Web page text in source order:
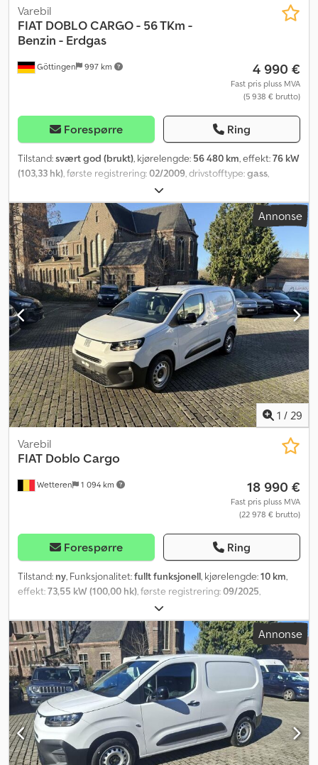
Göttingen 997 km
Varebil
FIAT DOBLO CARGO - 56 TKm -
Benzin - Erdgas
4 990 €
Fast pris pluss MVA
(5 938 € brutto)
Forespørre Ring
Tilstand:svært god (brukt), kjørelengde: 56 480 km, effekt:76 kW
(103,33 hk), første registrering:02/2009, drivstofftype:gass,
, maksimal lastevekt:
akselkonfigurasjon:4x2, farge:hvit, girtype:mekanisk, antall gir:5,
utslippsklasse:Euro 4, fjæring:stål , antall seter:2, lasteromslengde:
1 700 mm, lasteplassbredde:1 400 mm, lasteromshøyde:1 300
mm, Utstyr:ABS, aircondition, antispinnsystem, partikkelfilter,
servostyring,
Annonse
1 / 29
Wetteren 1 094 km
Varebil
FIAT Doblo Cargo
18 990 €
Fast pris pluss MVA
(22 978 € brutto)
Forespørre Ring
Tilstand: ny, Funksjonalitet:fullt funksjonell, kjørelengde:10 km,
effekt:73,55 kW (100,00 hk), første registrering:09/2025,
, dekkstørrelse:
utslipp:129 g/km, farge:hvit, girtype:mekanisk, antall gir:6, antall
seter:2, Byggeår: 2025 , Utstyr:ABS, Android Auto, Bluetooth,
USB-port, aircondition, cruise control, elektrisk
vindusregulering, fullstendig servicehistorikk, kjørecomputer,
kjørefeltassistent, navigasjonssystem, ryggekamera, sentral
låsing, skyvedør,
Annonse